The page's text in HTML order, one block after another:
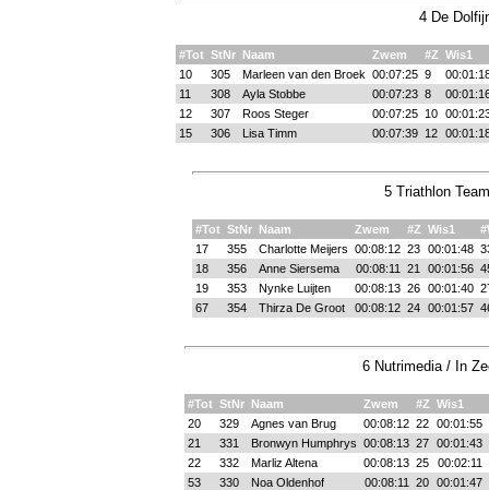
4 De
#Tot StNr Naam Zwem #Z Wis1
10
305 Marleen van den Broek 00:07:25 9
11
308 Ayla Stobbe 00:07:23 8
12
307 Roos Steger 00:07:25 10
15
306 Lisa Timm 00:07:39 12
5 Triathlon
#Tot StNr Naam Zwem #Z Wis1
17
355 Charlotte Meijers 00:08:12 23 00:01:48
18
356 Anne Siersema 00:08:11 21 00:01:56
19
353 Nynke Luijten 00:08:13 26 00:01:40
67
354 Thirza De Groot 00:08:12 24 00:01:57
6 Nutrimedia / In
#Tot StNr Naam Zwem #Z Wis1
20
329 Agnes van Brug 00:08:12 22 00:01:55
21
331 Bronwyn Humphrys 00:08:13 27 00:01:43
22
332 Marliz Altena 00:08:13 25 00:02:11
53
330 Noa Oldenhof 00:08:11 20 00:01:47